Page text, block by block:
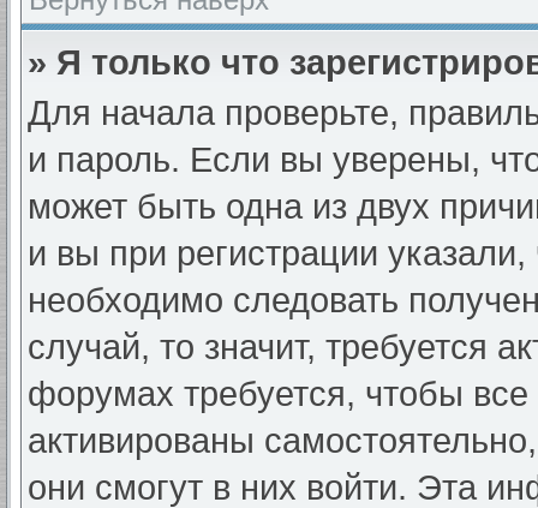
» Я только что
Для начала проверьте,
и пароль. Если вы уверены,
может быть одна из двух
и вы при регистрации
необходимо следовать
случай, то значит, требуется
форумах требуется, чтобы
активированы
они смогут в них войти. Эта